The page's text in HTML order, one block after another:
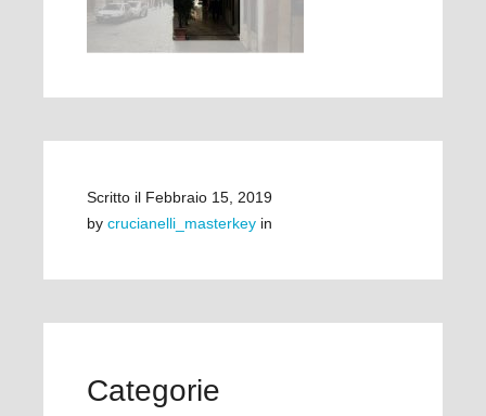
Scritto il Febbraio 15, 2019
by crucianelli_masterkey in
Categorie